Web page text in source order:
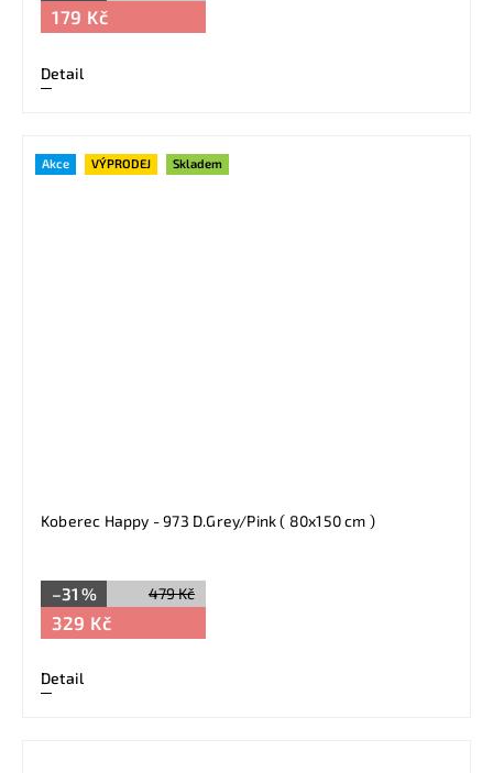
179 Kč
Detail
Akce VÝPRODEJ Skladem
Koberec Happy - 973 D.Grey/Pink ( 80x150 cm )
479 Kč
–31 %
329 Kč
Detail